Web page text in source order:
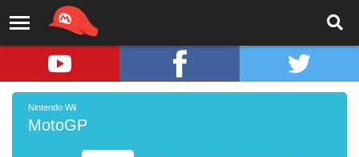
Nintendo Wii
MotoGP